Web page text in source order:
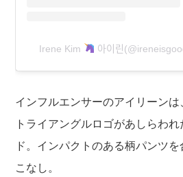
Irene Kim
インフルエンサーのアイリーン
トライアングルロゴがあしらわ
ド。インパクトのある柄パンツ
こなし。